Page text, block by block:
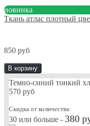
новинка
Ткань атлас плотный
850 руб
В корзину
Темно-синий тонкий
570 руб
Скидка от количества:
30 или больше - 380